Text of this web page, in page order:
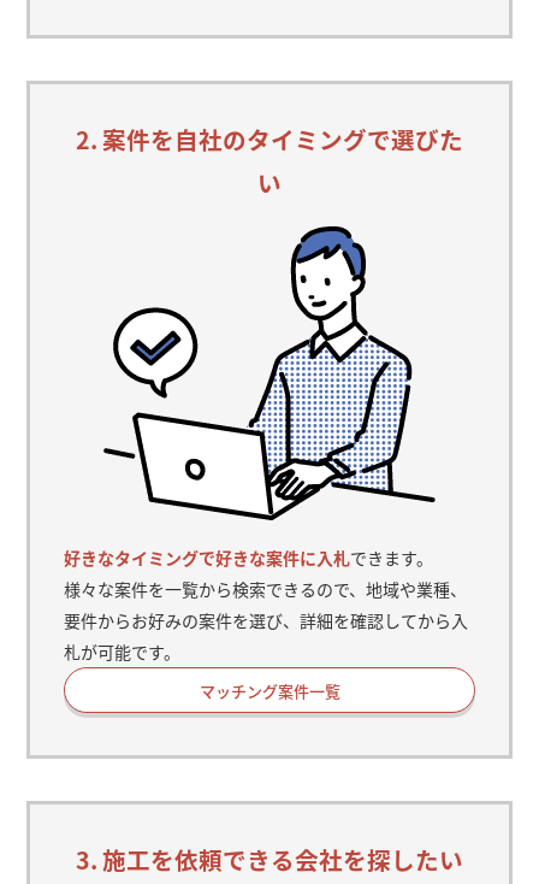
2. 案件を自社のタイミングで選びた
い
好きなタイミングで好きな案件に入札できます。
様々な案件を一覧から検索できるので、地域や業種、
要件からお好みの案件を選び、詳細を確認してから入
札が可能です。
マッチング案件一覧
3. 施工を依頼できる会社を探したい